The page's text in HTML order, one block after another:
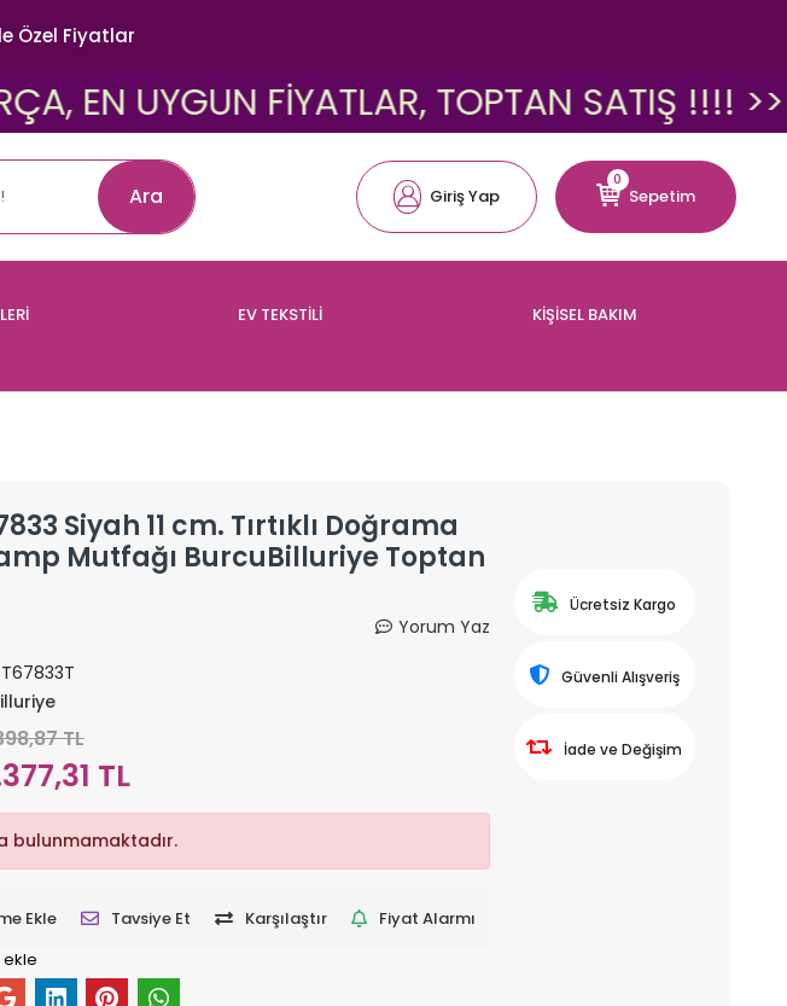
Özel Fiyatlar
EN UYGUN FİYATLAR, TOPTAN SATIŞ !!!! >>>
Ara Giriş Yap
0
Sepetim
EV TEKSTİLİ KİŞİSEL BAKIM
Siyah 11 cm. Tırtıklı Doğrama
Mutfağı BurcuBilluriye Toptan
Yorum Yaz
TL
TL
bulunmamaktadır.
Ekle Tavsiye Et Karşılaştır
Fiyat Alarmı
Ücretsiz Kargo
Güvenli Alışveriş
İade ve Değişim